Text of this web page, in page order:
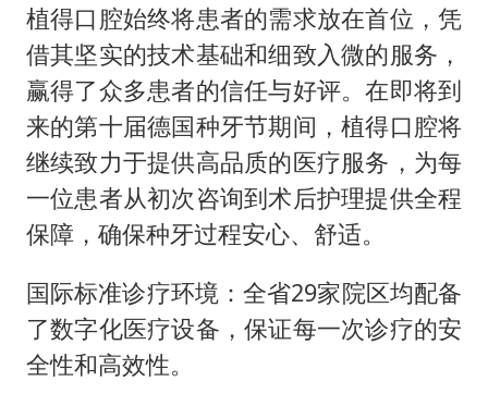
植得口腔始终将患者的需求放在首位，凭
借其坚实的技术基础和细致入微的服务，
赢得了众多患者的信任与好评。在即将到
来的第十届德国种牙节期间，植得口腔将
继续致力于提供高品质的医疗服务，为每
一位患者从初次咨询到术后护理提供全程
保障，确保种牙过程安心、舒适。
国际标准诊疗环境：全省29家院区均配备
了数字化医疗设备，保证每一次诊疗的安
全性和高效性。